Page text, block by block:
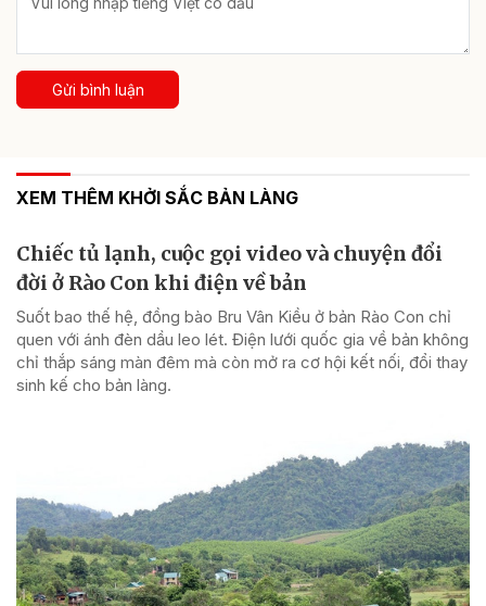
Gửi bình luận
XEM THÊM KHỞI SẮC BẢN LÀNG
Chiếc tủ lạnh, cuộc gọi video và chuyện đổi
đời ở Rào Con khi điện về bản
Suốt bao thế hệ, đồng bào Bru Vân Kiều ở bản Rào Con chỉ
quen với ánh đèn dầu leo lét. Điện lưới quốc gia về bản không
chỉ thắp sáng màn đêm mà còn mở ra cơ hội kết nối, đổi thay
sinh kế cho bản làng.